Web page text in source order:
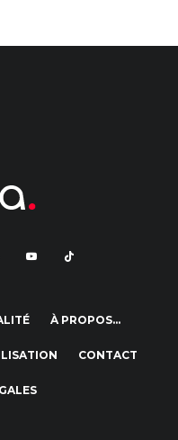
À PROPOS…
CONTACT